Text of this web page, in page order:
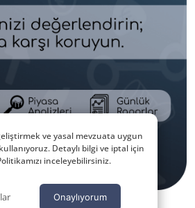
ve yasal mevzuata uygun
Detaylı bilgi ve iptal için
inceleyebilirsiniz.
Onaylıyorum